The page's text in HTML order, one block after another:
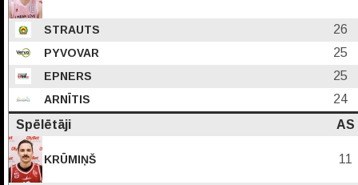
STRAUTS 26
PYVOVAR 25
EPNERS 25
ARNĪTIS
24
Spēlētāji
AS
KRŪMIŅŠ 11